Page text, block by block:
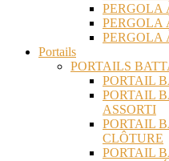
PERGOLA
PERGOLA
PERGOLA
Portails
PORTAILS
PORTAIL
PORTAIL
ASSORTI
PORTAIL
CLÔTURE
PORTAIL